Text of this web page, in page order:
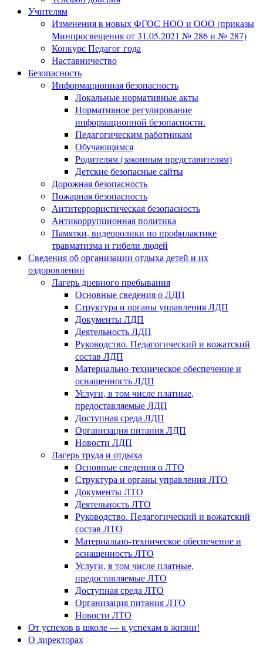
Учителям
Изменения в новых ФГОС НОО и ООО (приказы
Минпросвещения от 31.05.2021 № 286 и № 287)
Конкурс Педагог года
Наставничество
Безопасность
Информационная безопасность
Локальные нормативные акты
Нормативное регулирование
информационной безопасности.
Педагогическим работникам
Обучающимся
Родителям (законным представителям)
Детские безопасные сайты
Дорожная безопасность
Пожарная безопасность
Антитеррористическая безопасность
Антикоррупционная политика
Памятки, видеоролики по профилактике
травматизма и гибели людей
Сведения об организации отдыха детей и их
оздоровлении
Лагерь дневного пребывания
Основные сведения о ЛДП
Структура и органы управления ЛДП
Документы ЛДП
Деятельность ЛДП
Руководство. Педагогический и вожатский
состав ЛДП
Материально-техническое обеспечение и
оснащенность ЛДП
Услуги, в том числе платные,
предоставляемые ЛДП
Доступная среда ЛДП
Организация питания ЛДП
Новости ЛДП
Лагерь труда и отдыха
Основные сведения о ЛТО
Структура и органы управления ЛТО
Документы ЛТО
Деятельность ЛТО
Руководство. Педагогический и вожатский
состав ЛТО
Материально-техническое обеспечение и
оснащенность ЛТО
Услуги, в том числе платные,
предоставляемые ЛТО
Доступная среда ЛТО
Организация питания ЛТО
Новости ЛТО
От успехов в школе — к успехам в жизни!
О директорах